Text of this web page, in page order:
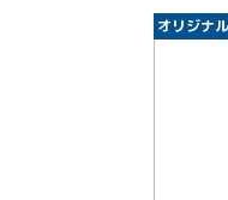
オリジナル